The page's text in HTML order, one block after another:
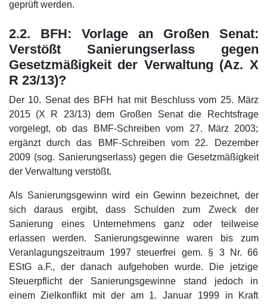
geprüft werden.
2.2. BFH: Vorlage an Großen Senat:
Verstößt Sanierungserlass gegen
Gesetzmäßigkeit der Verwaltung (Az. X
R 23/13)?
Der 10. Senat des BFH hat mit Beschluss vom 25. März
2015 (X R 23/13) dem Großen Senat die Rechtsfrage
vorgelegt, ob das BMF-Schreiben vom 27. März 2003;
ergänzt durch das BMF-Schreiben vom 22. Dezember
2009 (sog. Sanierungserlass) gegen die Gesetzmäßigkeit
der Verwaltung verstößt.
Als Sanierungsgewinn wird ein Gewinn bezeichnet, der
sich daraus ergibt, dass Schulden zum Zweck der
Sanierung eines Unternehmens ganz oder teilweise
erlassen werden. Sanierungsgewinne waren bis zum
Veranlagungszeitraum 1997 steuerfrei gem. § 3 Nr. 66
EStG a.F., der danach aufgehoben wurde. Die jetzige
Steuerpflicht der Sanierungsgewinne stand jedoch in
einem Zielkonflikt mit der am 1. Januar 1999 in Kraft